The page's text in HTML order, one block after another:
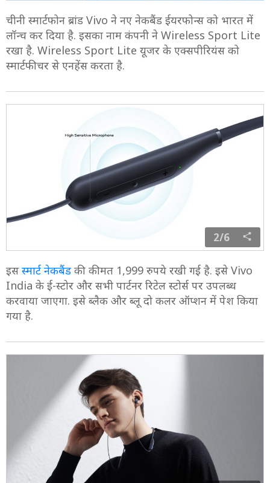
चीनी स्मार्टफोन ब्रांड Vivo ने नए नेकबैंड ईयरफोन्स को भारत में
लॉन्च कर दिया है. इसका नाम कंपनी ने Wireless Sport Lite
रखा है. Wireless Sport Lite यूजर के एक्सपीरियंस को
स्मार्टफीचर से एनहेंस करता है.
2/6
इसस्मार्ट नेकबैंड की कीमत 1,999 रुपये रखी गई है. इसे Vivo
India के ई-स्टोर और सभी पार्टनर रिटेल स्टोर्स पर उपलब्ध
करवाया जाएगा. इसे ब्लैक और ब्लू दो कलर ऑप्शन में पेश किया
गया है.